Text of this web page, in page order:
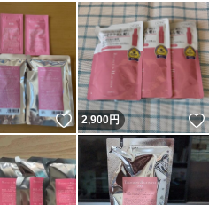
いいね！
2,900円